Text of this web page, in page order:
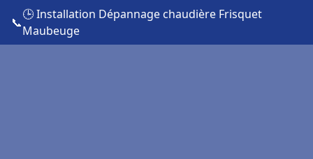
📞
🕒 Installation Dépannage chaudière Frisquet
Maubeuge